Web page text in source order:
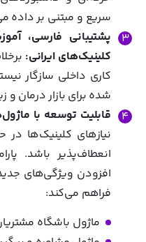
سریع و مبتنی بر داده
پشتیبانی فارسی،
کلینیک‌های ایرانی:
شده برای بازار درمان و
قابلیت توسعه با
انعطاف‌پذیر باشد.
افزودن ویژگی‌های
فراهم می‌کند:
ماژول باشگاه